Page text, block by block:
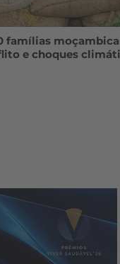
famílias
e choques